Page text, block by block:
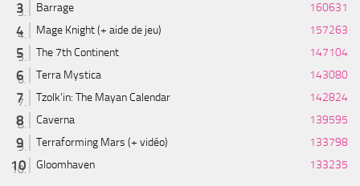
Barrage
160631
Mage Knight (+ aide de jeu)
157263
The 7th Continent
147104
Terra Mystica
143080
Tzolk'in: The Mayan Calendar
142824
Caverna
139595
Terraforming Mars (+ vidéo)
133798
Gloomhaven
133235